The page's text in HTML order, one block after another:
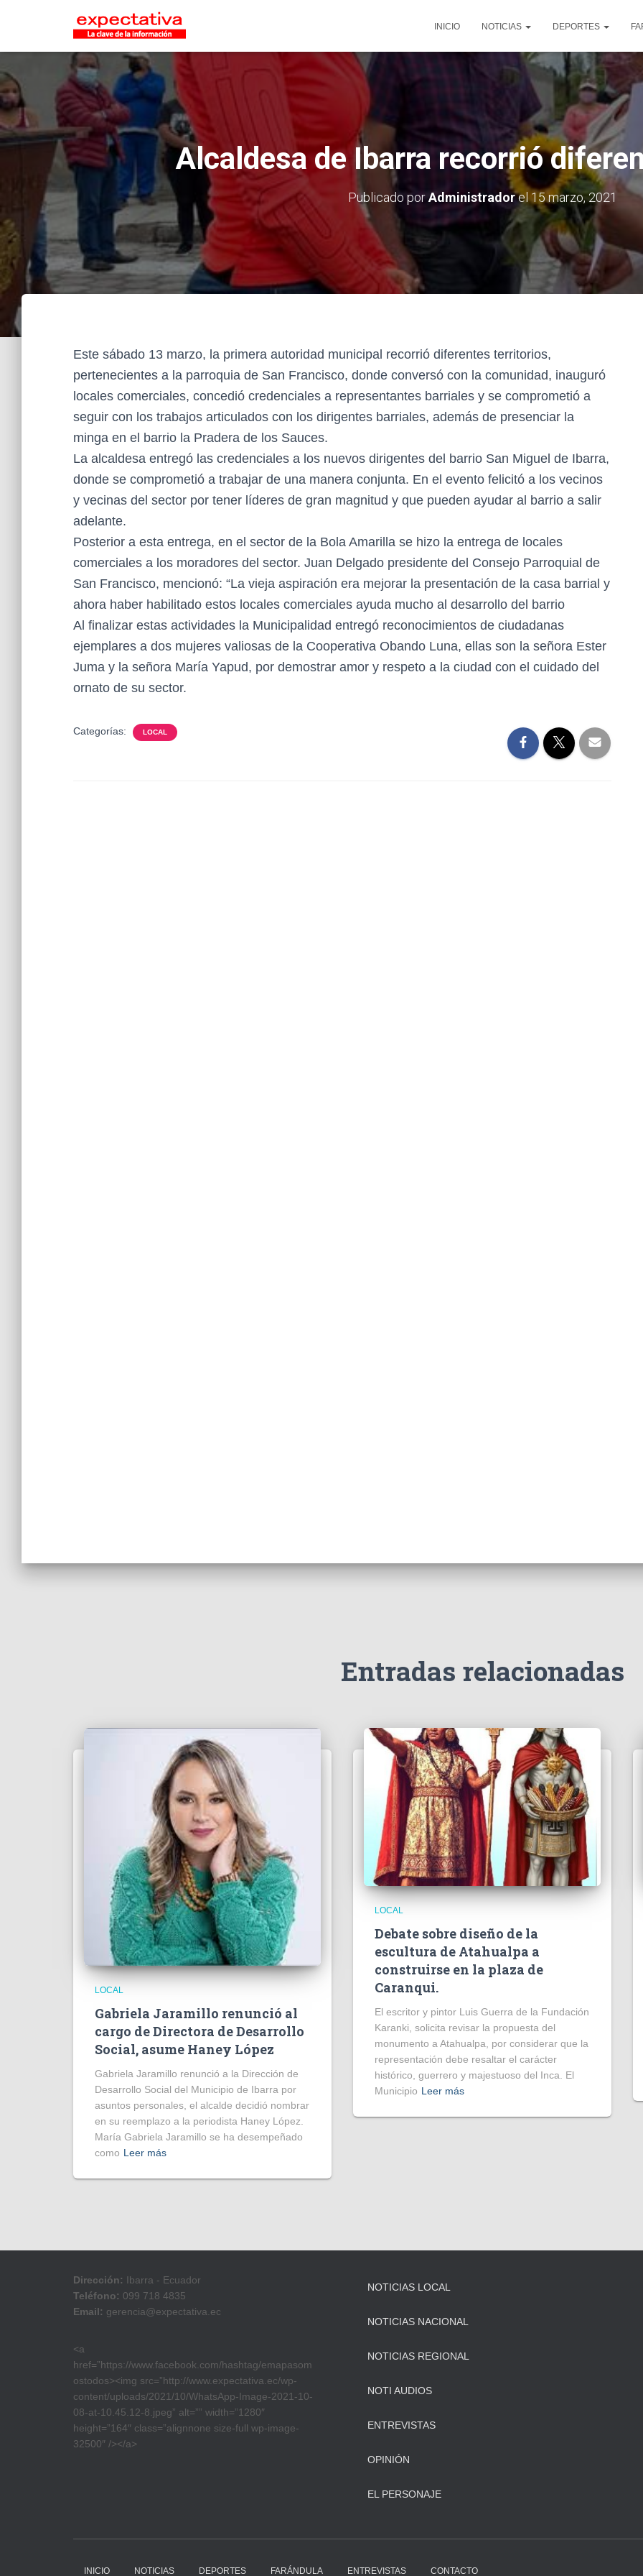
INICIO NOTICIAS DEPORTES
Alcaldesa de Ibarra recorrió
Publicado porAdministradorel15 marzo, 2021
Este sábado 13 marzo, la primera autoridad municipal recorrió diferentes territorios,
pertenecientes a la parroquia de San Francisco, donde conversó con la comunidad, inauguró
locales comerciales, concedió credenciales a representantes barriales y se comprometió a
seguir con los trabajos articulados con los dirigentes barriales, además de presenciar la
minga en el barrio la Pradera de los Sauces.
La alcaldesa entregó las credenciales a los nuevos dirigentes del barrio San Miguel de Ibarra,
donde se comprometió a trabajar de una manera conjunta. En el evento felicitó a los vecinos
y vecinas del sector por tener líderes de gran magnitud y que pueden ayudar al barrio a salir
adelante.
Posterior a esta entrega, en el sector de la Bola Amarilla se hizo la entrega de locales
comerciales a los moradores del sector. Juan Delgado presidente del Consejo Parroquial de
San Francisco, mencionó: “La vieja aspiración era mejorar la presentación de la casa barrial y
ahora haber habilitado estos locales comerciales ayuda mucho al desarrollo del barrio
Al finalizar estas actividades la Municipalidad entregó reconocimientos de ciudadanas
ejemplares a dos mujeres valiosas de la Cooperativa Obando Luna, ellas son la señora Ester
Juma y la señora María Yapud, por demostrar amor y respeto a la ciudad con el cuidado del
ornato de su sector.
Categorías: LOCAL
Entradas relacionadas
LOCAL
Gabriela Jaramillo renunció al
cargo de Directora de Desarrollo
Social, asume Haney López
Gabriela Jaramillo renunció a la Dirección de
Desarrollo Social del Municipio de Ibarra por
asuntos personales, el alcalde decidió nombrar
en su reemplazo a la periodista Haney López.
María Gabriela Jaramillo se ha desempeñado
como Leer más
LOCAL
Debate sobre diseño de la
escultura de Atahualpa a
construirse en la plaza de
Caranqui.
El escritor y pintor Luis Guerra de la Fundación
Karanki, solicita revisar la propuesta del
monumento a Atahualpa, por considerar que la
representación debe resaltar el carácter
histórico, guerrero y majestuoso del Inca. El
Municipio Leer más
Dirección: Ibarra - Ecuador
Teléfono: 099 718 4835
Email: gerencia@expectativa.ec
<a
href=”https://www.facebook.com/hashtag/emapasom
ostodos><img src=”http://www.expectativa.ec/wp-
content/uploads/2021/10/WhatsApp-Image-2021-10-
08-at-10.45.12-8.jpeg” alt=”” width=”1280″
height=”164″ class=”alignnone size-full wp-image-
32500″ /></a>
NOTICIAS LOCAL
NOTICIAS NACIONAL
NOTICIAS REGIONAL
NOTI AUDIOS
ENTREVISTAS
OPINIÓN
EL PERSONAJE
INICIO NOTICIAS DEPORTES FARÁNDULA ENTREVISTAS CONTACTO